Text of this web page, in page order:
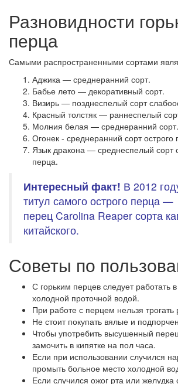
Разновидности
перца
Самыми распространенными сортами
Аджика — среднеранний сорт.
Бабье лето — декоративный сорт.
Визирь — позднеспелый сорт
Красный толстяк — раннеспелый
Молния белая — среднеранний сорт.
Огонек - среднеранний сорт острого
Язык дракона — среднеспелый сорт
перца.
Интересный факт! В 2012
титул самого острого перца —
перец Carolina Reaper сорта
китайского.
Советы по
С горьким перцев следует работать
холодной проточной водой.
При работе с перцем нельзя трогать
Не стоит покупать вялые и
Чтобы употребить высушенный
замочить в кипятке на пол часа.
Если при использовании случился
промыть больное место холодной
Если случился ожог рта или желудка